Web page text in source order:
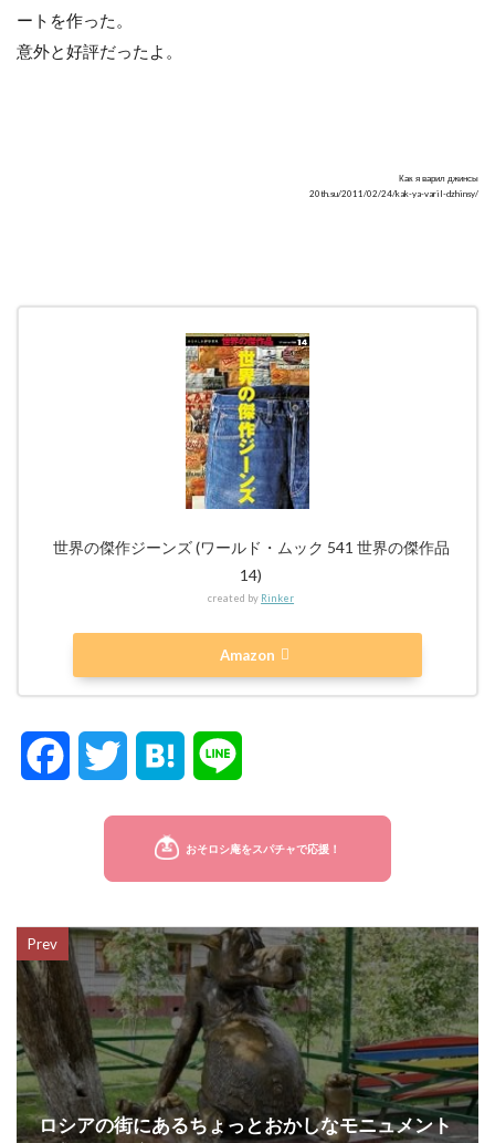
ートを作った。
意外と好評だったよ。
Как я варил джинсы
20th.su/2011/02/24/kak-ya-varil-dzhinsy/
世界の傑作ジーンズ (ワールド・ムック 541 世界の傑作品
14)
created by Rinker
Amazon
b
k
t
e
r
t
n
a
n
Prev
ロシアの街にあるちょっとおかしなモニュメント